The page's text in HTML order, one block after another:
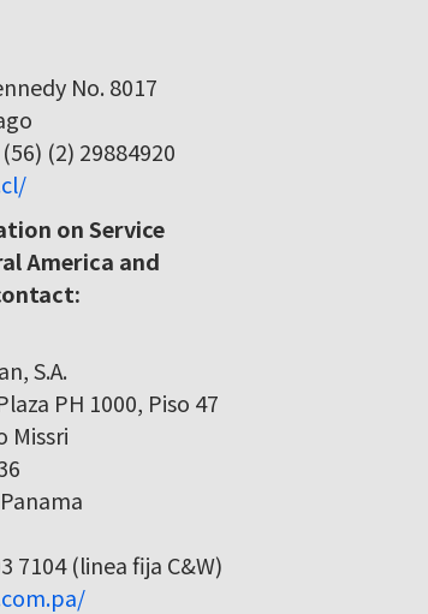
No. 8017
(2) 29884920
on Service
America and
S.A.
PH 1000, Piso 47
Missri
7104 (linea fija C&W)